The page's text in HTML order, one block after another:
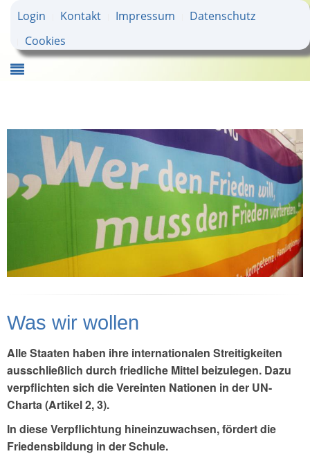
Login Kontakt Impressum
Datenschutz
Cookies
Was wir wollen
Alle Staaten haben ihre internationalen Streitigkeiten
ausschließlich durch friedliche Mittel beizulegen. Dazu
verpflichten sich die Vereinten Nationen in der UN-
Charta (Artikel 2, 3).
In diese Verpflichtung hineinzuwachsen, fördert die
Friedensbildung in der Schule.